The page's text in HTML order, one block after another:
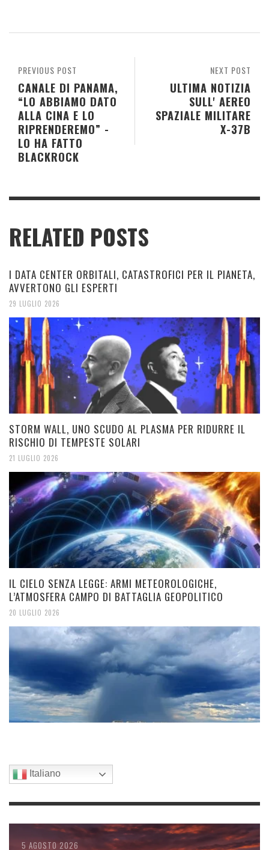
NEXT POST
ULTIMA NOTIZIA
SULL' AEREO
SPAZIALE MILITARE
X-37B
PREVIOUS POST
CANALE DI PANAMA,
“LO ABBIAMO DATO
ALLA CINA E LO
RIPRENDEREMO” -
LO HA FATTO
BLACKROCK
RELATED POSTS
I DATA CENTER ORBITALI, CATASTROFICI PER IL PIANETA,
AVVERTONO GLI ESPERTI
29 LUGLIO 2026
STORM WALL, UNO SCUDO AL PLASMA PER RIDURRE IL
RISCHIO DI TEMPESTE SOLARI
21 LUGLIO 2026
IL CIELO SENZA LEGGE: ARMI METEOROLOGICHE,
L’ATMOSFERA CAMPO DI BATTAGLIA GEOPOLITICO
20 LUGLIO 2026
Italiano
6 AGOSTO 2026
6 AGOSTO 2026
5 AGOSTO 2026
5 AGOSTO 2026
4 AGOSTO 2026